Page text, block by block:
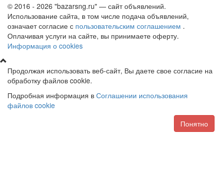
© 2016 - 2026 "bazarsng.ru" — сайт объявлений.
Использование сайта, в том числе подача объявлений,
означает согласие с пользовательским соглашением .
Оплачивая услуги на сайте, вы принимаете оферту.
Информация о cookies
Продолжая использовать веб-сайт, Вы даете свое согласие на
обработку файлов cookie.
Подробная информация в Соглашении использования
файлов cookie
Понятно